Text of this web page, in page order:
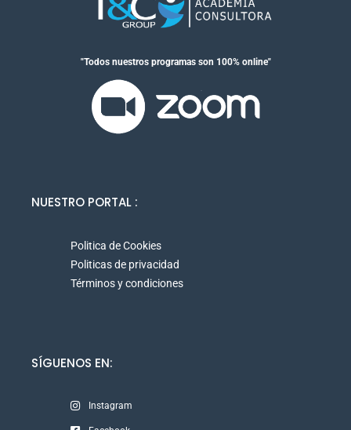
"Todos nuestros programas son 100% online"
NUESTRO PORTAL :
Politica de Cookies
Politicas de privacidad
Términos y condiciones
SÍGUENOS EN:
Instagram